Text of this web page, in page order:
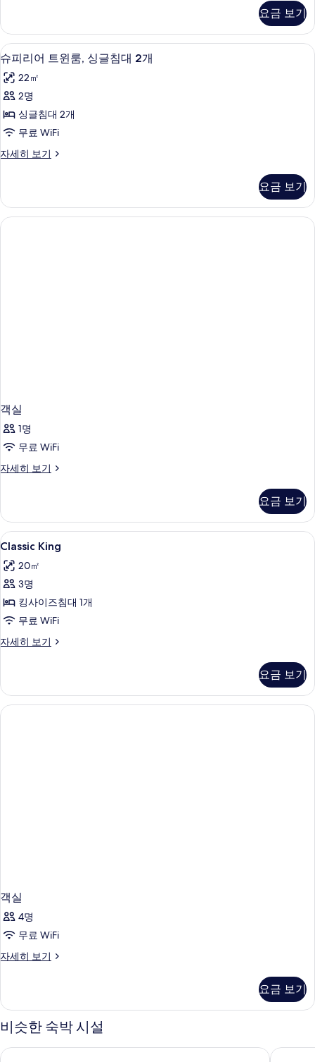
보
기
보
기
즈
침
대
1
개
사
진
모
기
룸,
킹
사
이
즈
침
개
세
요금 보기
슈
피
리
어
트
윈
룸,
글
침
슈피리어 트윈룸, 싱글침대 2개 | 저자
6
슈피리어 트윈룸, 싱글침대 2개
22㎡
2명
싱글침대 2개
무료 WiFi
자세히 보기
슈
트
윈
룸,
요금 보기
객실
1명
무료 WiFi
자세히 보기
객
히
보
기
요금 보기
Classic
King
사
진
모
두
보
저자극성 침구, 객실 내 금고, 책상, 암
2
Classic King
20㎡
3명
킹사이즈침대 1개
무료 WiFi
자세히 보기
Classic
히
보
기
요금 보기
객실
4명
무료 WiFi
자세히 보기
객
히
기
요금 보기
비슷한 숙박 시설
오레아 호텔 피라미다 프라하 옥시덴